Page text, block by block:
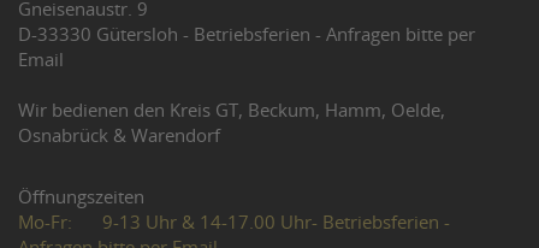
Gneisenaustr. 9
D-33330 Gütersloh - Betriebsferien - Anfragen bitte per
Email
Wir bedienen den Kreis GT, Beckum, Hamm, Oelde,
Osnabrück & Warendorf
Öffnungszeiten
Mo-Fr:
9-13 Uhr & 14-17.00 Uhr- Betriebsferien -